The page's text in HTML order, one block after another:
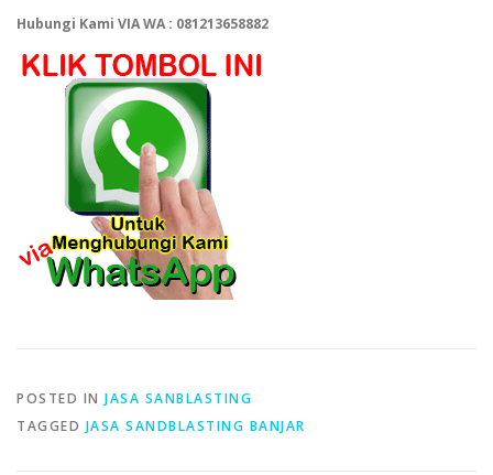
Hubungi Kami VIA WA : 081213658882
POSTED IN JASA SANBLASTING
TAGGED JASA SANDBLASTING BANJAR